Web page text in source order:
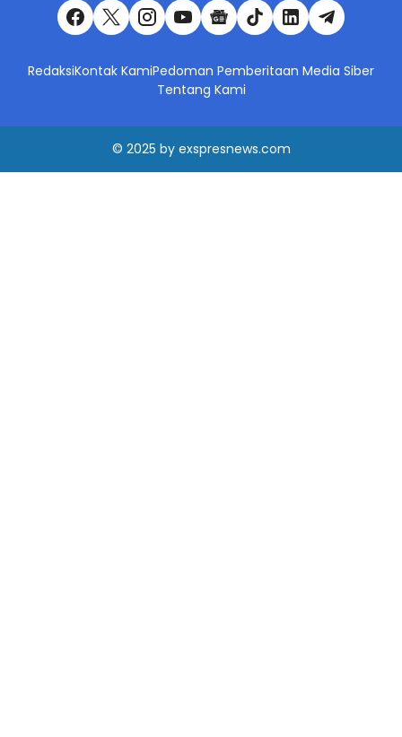
RedaksiKontak KamiPedoman Pemberitaan Media Siber
Tentang Kami
© 2025 by exspresnews.com